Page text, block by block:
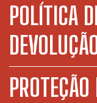
POLÍTICA